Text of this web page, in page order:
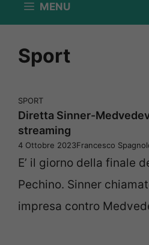
MENU
Sport
SPORT
Diretta Sinner-
streaming
4 Ottobre 2023Francesco
E’ il giorno della finale
Pechino. Sinner
impresa contro